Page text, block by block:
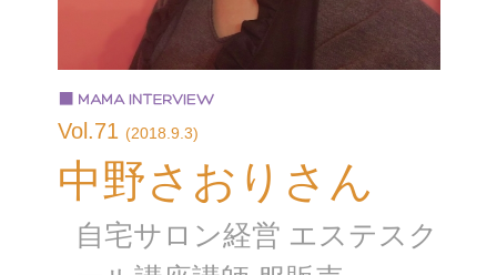
Vol.71 (2018.9.3)
中野さおりさん
自宅サロン経営 エステスク